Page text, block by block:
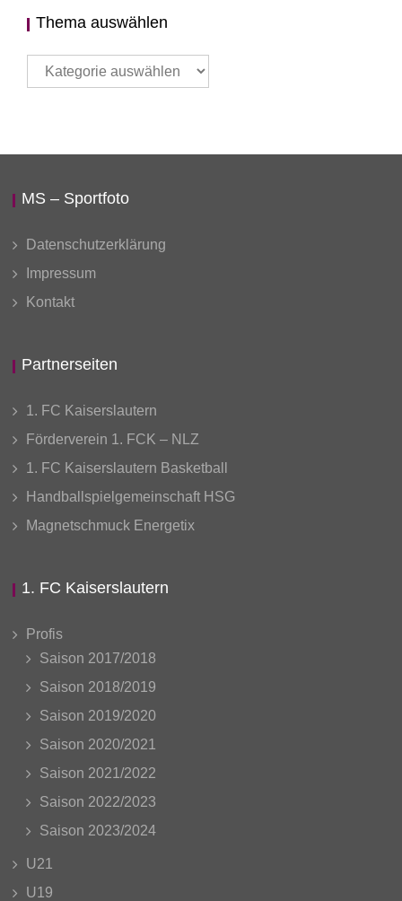
Thema auswählen
Thema
auswählen
MS – Sportfoto
Datenschutzerklärung
Impressum
Kontakt
Partnerseiten
1. FC Kaiserslautern
Förderverein 1. FCK – NLZ
1. FC Kaiserslautern Basketball
Handballspielgemeinschaft HSG
Magnetschmuck Energetix
1. FC Kaiserslautern
Profis
Saison 2017/2018
Saison 2018/2019
Saison 2019/2020
Saison 2020/2021
Saison 2021/2022
Saison 2022/2023
Saison 2023/2024
U21
U19